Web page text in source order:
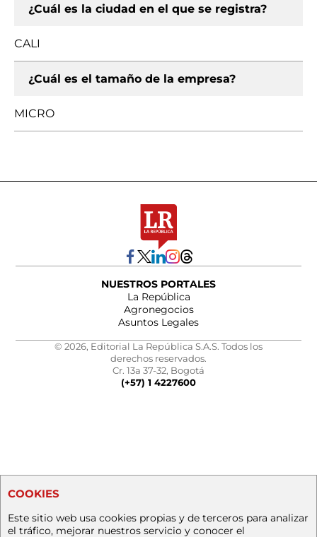
¿Cuál es la ciudad en el que se registra?
CALI
¿Cuál es el tamaño de la empresa?
MICRO
NUESTROS PORTALES
La República
Agronegocios
Asuntos Legales
© 2026, Editorial La República S.A.S. Todos los
derechos reservados.
Cr. 13a 37-32, Bogotá
(+57) 1 4227600
COOKIES
Este sitio web usa cookies propias y de terceros para analizar
el tráfico, mejorar nuestros servicio y conocer el